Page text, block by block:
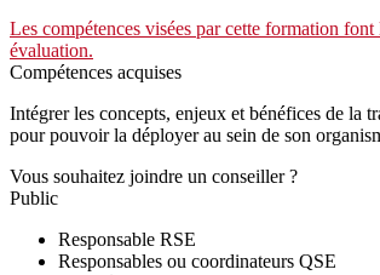
Les compétences visées par cette formation font
évaluation.
Compétences acquises
Intégrer les concepts, enjeux et bénéfices de la
pour pouvoir la déployer au sein de son
Vous souhaitez joindre un conseiller ?
Public
Responsable RSE
Responsables ou coordinateurs QSE